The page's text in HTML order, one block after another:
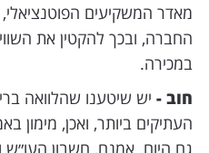
מאדר המשקיעים
החברה, ובכך להקטין את השווי
במכירה.
חוב - יש שיטענו שהלוואה
העתיקים ביותר, ואכן, מימון
גם היום. אמנם, חשבון העו״ש